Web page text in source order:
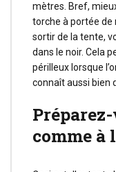
mètres. Bref,
torche à portée de
sortir de la tente,
dans le noir. Cela
périlleux lorsque
connaît aussi bien
comme à